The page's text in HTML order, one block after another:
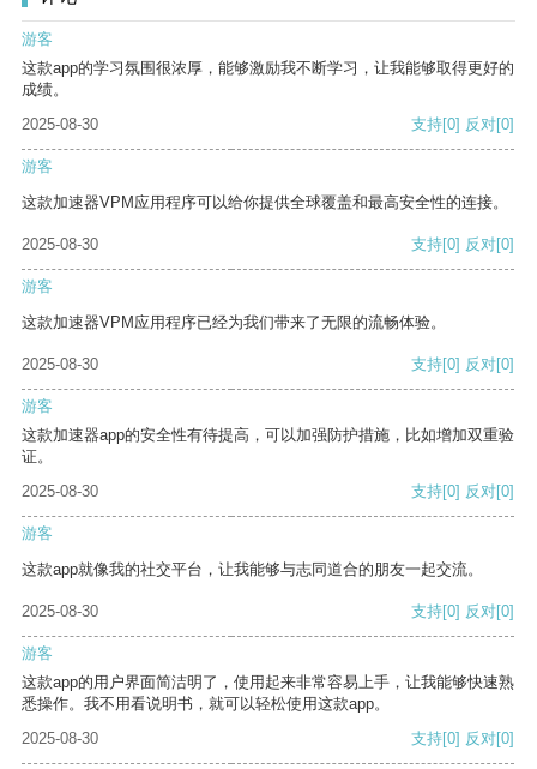
游客
这款app的学习氛围很浓厚，能够激励我不断学习，让我能够取得更好的
成绩。
2025-08-30
支持[0] 反对[0]
游客
这款加速器VPM应用程序可以给你提供全球覆盖和最高安全性的连接。
2025-08-30 支持[0] 反对[0]
游客
这款加速器VPM应用程序已经为我们带来了无限的流畅体验。
2025-08-30 支持[0] 反对[0]
游客
这款加速器app的安全性有待提高，可以加强防护措施，比如增加双重验
证。
2025-08-30
支持[0] 反对[0]
游客
这款app就像我的社交平台，让我能够与志同道合的朋友一起交流。
2025-08-30 支持[0] 反对[0]
游客
这款app的用户界面简洁明了，使用起来非常容易上手，让我能够快速熟
悉操作。我不用看说明书，就可以轻松使用这款app。
2025-08-30
支持[0] 反对[0]